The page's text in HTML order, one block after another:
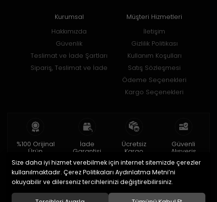
Kurumsal
Hakkımızda
Güvenlik
Teslimat ve İade Şartları
Sipariş, Teslimat ve İade
Müşteri Hizmetleri
İletişim
Gizlilik Politikası
Kullanım Koşulları
Satış Sözleşmesi
Ödeme Seçenekleri
Kargo Seçenekleri
%100 Orijinal
Ürün
2 yıl garanti
İade
Garantisi
15 gün içinde
iade
Ücretsiz
Kargo
150 TL ve üzeri
Güvenli
Alışveriş
256bit SSL ile
Size daha iyi hizmet verebilmek için internet sitemizde çerezler
kullanılmaktadır. Çerez Politikaları Aydınlatma Metni’ni
okuyabilir ve dilerseniz tercihlerinizi değiştirebilirsiniz.